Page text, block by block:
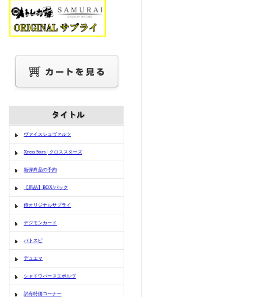
ヴァイスシュヴァルツ
Xross Stars | クロススターズ
新弾商品の予約
【新品】BOX/パック
侍オリジナルサプライ
デジモンカード
バトスピ
デュエマ
シャドウバースエボルヴ
訳有特価コーナー